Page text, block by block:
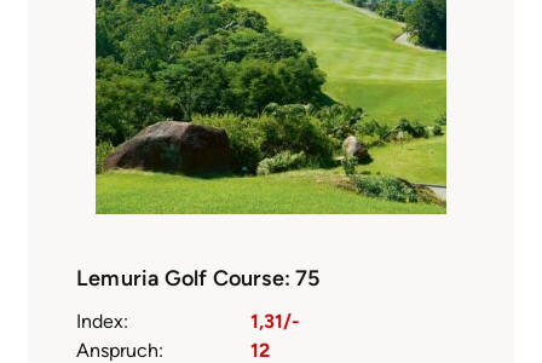
Lemuria Golf Course: 75
Index:
1,31/-
Anspruch:
12